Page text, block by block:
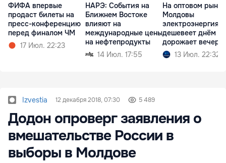
ФИФА впервые
продаст билеты на
пресс-конференцию
перед финалом ЧМ
17 Июл. 22:23
НАРЭ: События на
Ближнем Востоке
влияют на
международные цены
на нефтепродукты
14 Июл. 17:55
На оптовом рынке
Молдовы
электроэнергия
дешевеет днём и
дорожает
13 Июл. 22:32
Izvestia 12 декабря 2018, 07:30 5 489
Додон опроверг заявления о
вмешательстве России в
выборы в Молдове